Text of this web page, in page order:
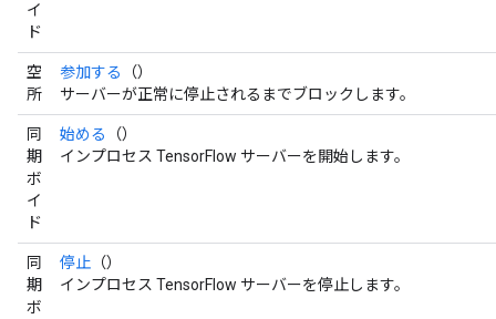
イ
ド
空
所
参加する
（）
サーバーが正常に停止されるまでブロックします。
同
期
ボ
イ
ド
始める
（）
インプロセス TensorFlow サーバーを開始します。
同
期
ボ
停止 （）
インプロセス TensorFlow サーバーを停止します。